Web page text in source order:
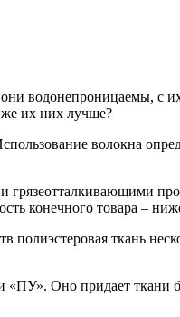
водонепроницаемы, с
же их них лучше?
волокна
конечного товара –
ткань
«ПУ». Оно придает ткани